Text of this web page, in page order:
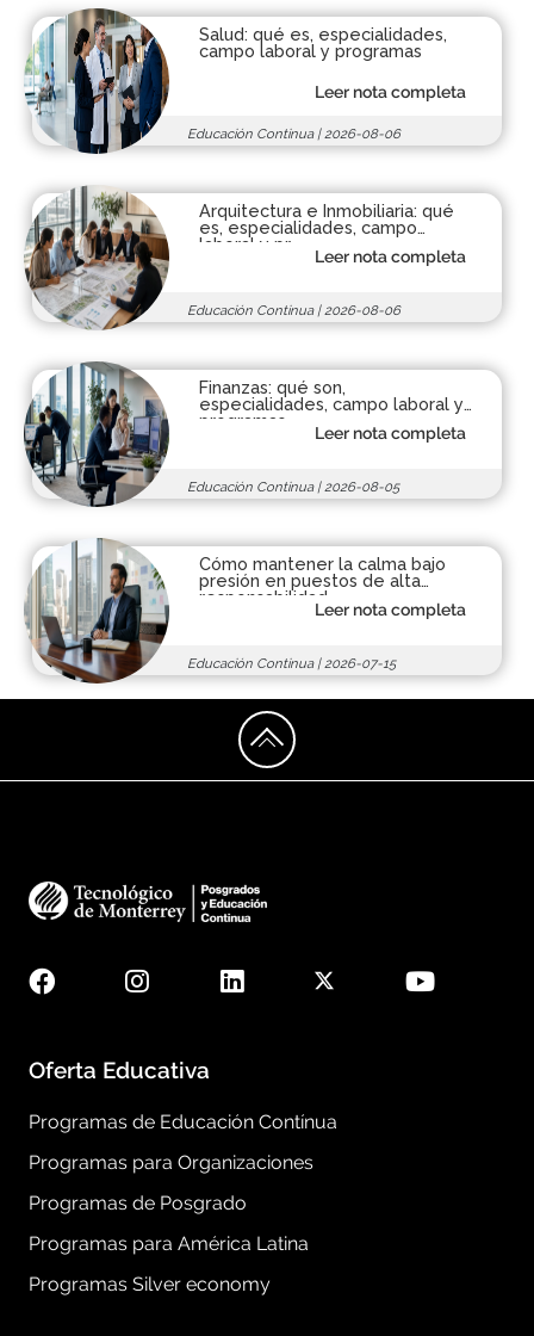
Salud: qué es, especialidades,
campo laboral y programas
Leer nota completa
Educación Continua| 2026-08-06
Arquitectura e Inmobiliaria: qué
es, especialidades, campo
laboral y pr...
Leer nota completa
Educación Continua| 2026-08-06
Finanzas: qué son,
especialidades, campo laboral y
programas
Leer nota completa
Educación Continua| 2026-08-05
Cómo mantener la calma bajo
presión en puestos de alta
responsabilidad
Leer nota completa
Educación Continua| 2026-07-15
Oferta Educativa
Programas de Educación Contínua
Programas para Organizaciones
Programas de Posgrado
Programas para América Latina
Programas Silver economy